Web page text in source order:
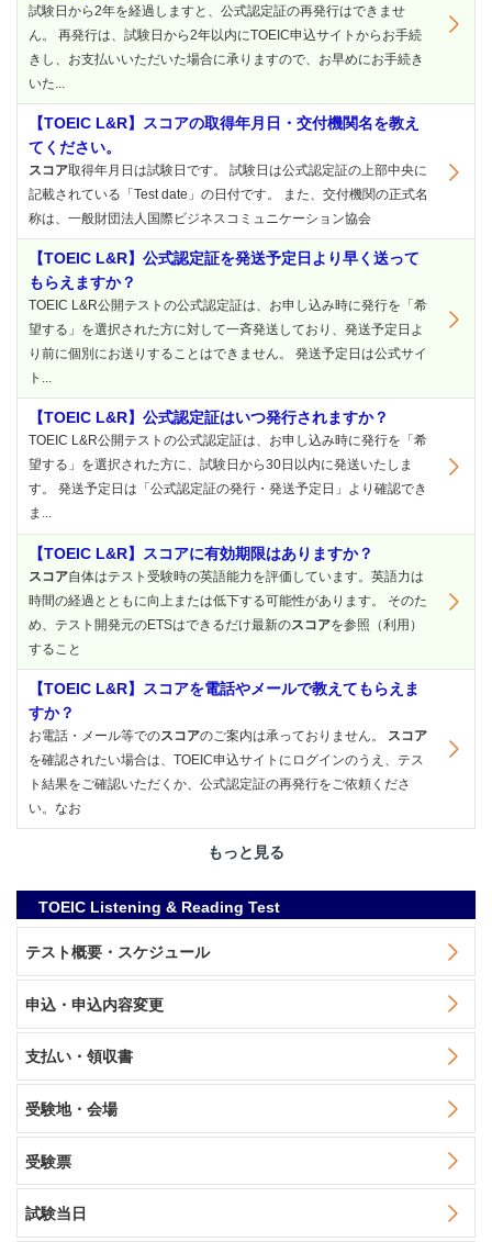
試験日から2年を経過しますと、公式認定証の再発行はできませ
ん。 再発行は、試験日から2年以内にTOEIC申込サイトからお手続
きし、お支払いいただいた場合に承りますので、お早めにお手続き
いた...
【TOEIC L&R】スコアの取得年月日・交付機関名を教え
てください。
スコア取得年月日は試験日です。 試験日は公式認定証の上部中央に
記載されている「Test date」の日付です。 また、交付機関の正式名
称は、一般財団法人国際ビジネスコミュニケーション協会
【TOEIC L&R】公式認定証を発送予定日より早く送って
もらえますか？
TOEIC L&R公開テストの公式認定証は、お申し込み時に発行を「希
望する」を選択された方に対して一斉発送しており、発送予定日よ
り前に個別にお送りすることはできません。 発送予定日は公式サイ
ト...
【TOEIC L&R】公式認定証はいつ発行されますか？
TOEIC L&R公開テストの公式認定証は、お申し込み時に発行を「希
望する」を選択された方に、試験日から30日以内に発送いたしま
す。 発送予定日は「公式認定証の発行・発送予定日」より確認でき
ま...
【TOEIC L&R】スコアに有効期限はありますか？
スコア自体はテスト受験時の英語能力を評価しています。英語力は
時間の経過とともに向上または低下する可能性があります。 そのた
め、テスト開発元のETSはできるだけ最新のスコアを参照（利用）
すること
【TOEIC L&R】スコアを電話やメールで教えてもらえま
すか？
お電話・メール等でのスコアのご案内は承っておりません。
スコア
を確認されたい場合は、TOEIC申込サイトにログインのうえ、テス
ト結果をご確認いただくか、公式認定証の再発行をご依頼くださ
い。なお
もっと見る
TOEIC Listening & Reading Test
テスト概要・スケジュール
申込・申込内容変更
支払い・領収書
受験地・会場
受験票
試験当日